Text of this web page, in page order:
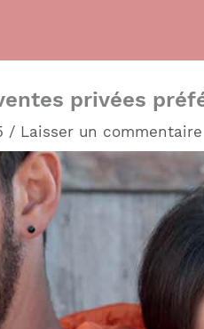
privées
/ Laisser un commentaire